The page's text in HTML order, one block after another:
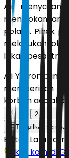
Ali
menitipkan
pelaku. Pihak
melakukan
lokasi
Ali Yusron pun
memberikan
korban adalah
2
Tampilkan semua
Editor: Latu
Ikuti kami di